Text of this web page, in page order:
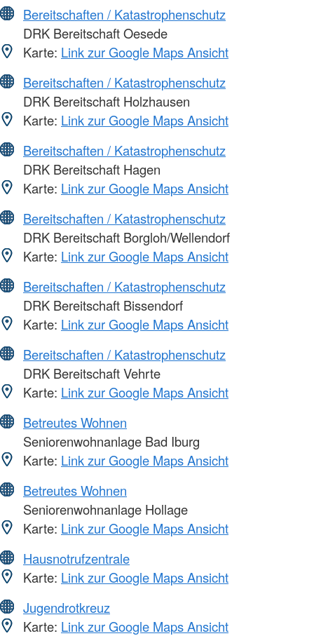
Bereitschaften / Katastrophenschutz
DRK Bereitschaft Oesede
Karte: Link zur Google Maps Ansicht
Bereitschaften / Katastrophenschutz
DRK Bereitschaft Holzhausen
Karte: Link zur Google Maps Ansicht
Bereitschaften / Katastrophenschutz
DRK Bereitschaft Hagen
Karte: Link zur Google Maps Ansicht
Bereitschaften / Katastrophenschutz
DRK Bereitschaft Borgloh/Wellendorf
Karte: Link zur Google Maps Ansicht
Bereitschaften / Katastrophenschutz
DRK Bereitschaft Bissendorf
Karte: Link zur Google Maps Ansicht
Bereitschaften / Katastrophenschutz
DRK Bereitschaft Vehrte
Karte: Link zur Google Maps Ansicht
Betreutes Wohnen
Seniorenwohnanlage Bad Iburg
Karte: Link zur Google Maps Ansicht
Betreutes Wohnen
Seniorenwohnanlage Hollage
Karte: Link zur Google Maps Ansicht
Hausnotrufzentrale
Karte: Link zur Google Maps Ansicht
Jugendrotkreuz
Karte: Link zur Google Maps Ansicht